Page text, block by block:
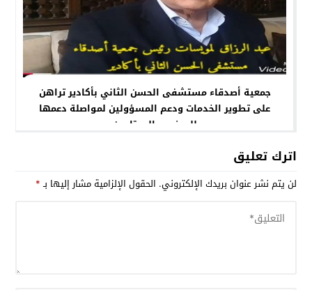
جمعية أصدقاء مستشفى الحسن الثاني بأكادير تراهن
على تطوير الخدمات ودعم المسؤولين لمواصلة دعمها
للمرضى والمحتاجين
اترك تعليق
لن يتم نشر عنوان بريدك الإلكتروني. الحقول الإلزامية مشار إليها بـ*